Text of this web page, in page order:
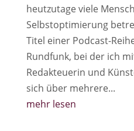
heutzutage viele
Selbstoptimierung
Titel einer Podcast-
Rundfunk, bei der ich
Redakteuerin und
sich über mehrere...
mehr lesen